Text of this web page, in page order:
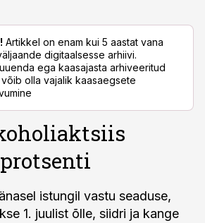
Artikkel on enam kui 5 aastat vana
digitaalsesse arhiivi.
ega kaasajasta arhiveeritud
võib olla vajalik kaasaegsete
istungil vastu seaduse,
1. juulist õlle, siidri ja kange